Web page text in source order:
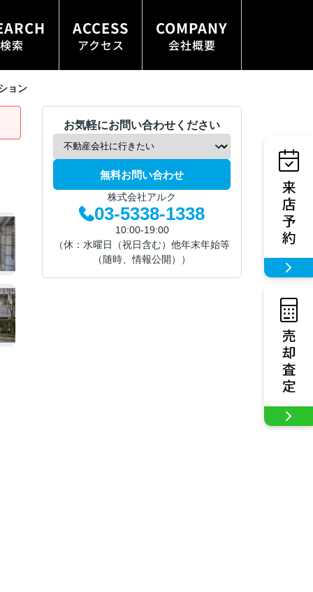
索
ACCESS
アクセス
COMPANY
会社概要
ョン
お気軽にお問い合わせください
無料お問い合わせ
株式会社アルク
03-5338-1338
10:00-19:00
（休：水曜日（祝日含む）他年末年始等
（随時、情報公開））